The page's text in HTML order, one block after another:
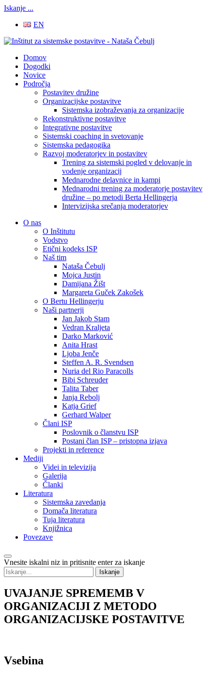
Iskanje ...
EN
Domov
Dogodki
Novice
Področja
Postavitev družine
Organizacijske postavitve
Sistemska izobraževanja za organizacije
Rekonstruktivne postavitve
Integrativne postavitve
Sistemski coaching in svetovanje
Sistemska pedagogika
Razvoj moderatorjev in postavitev
Trening za sistemski pogled v delovanje in
vodenje organizacij
Mednarodne delavnice in kampi
Mednarodni trening za moderatorje postavitev
družine – po metodi Berta Hellingerja
Intervizijska srečanja moderatorjev
O nas
O Inštitutu
Vodstvo
Etični kodeks ISP
Naš tim
Nataša Čebulj
Mojca Justin
Damijana Žišt
Margareta Guček Zakošek
O Bertu Hellingerju
Naši partnerji
Jan Jakob Stam
Vedran Kraljeta
Darko Marković
Anita Hrast
Ljoba Jenče
Steffen A. R. Svendsen
Nuria del Rio Paracolls
Bibi Schreuder
Talita Taber
Janja Rebolj
Katja Grief
Gerhard Walper
Člani ISP
Poslovnik o članstvu ISP
Postani član ISP – pristopna izjava
Projekti in reference
Mediji
Videi in televizija
Galerija
Članki
Literatura
Sistemska zavedanja
Domača literatura
Tuja literatura
Knjižnica
Povezave
Vnesite iskalni niz in pritisnite enter za iskanje
UVAJANJE SPREMEMB V
ORGANIZACIJI Z METODO
ORGANIZACIJSKE POSTAVITVE
Vsebina